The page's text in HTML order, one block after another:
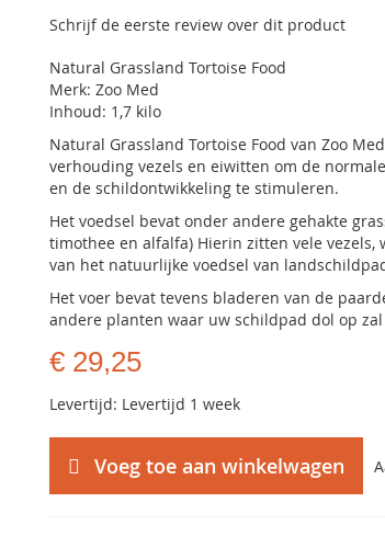
Schrijf de eerste review over dit product
Natural Grassland Tortoise Food
Merk: Zoo Med
Inhoud: 1,7 kilo
Natural Grassland Tortoise Food van Zoo
verhouding vezels en eiwitten om de
en de schildontwikkeling te stimuleren.
Het voedsel bevat onder andere gehakte
timothee en alfalfa) Hierin zitten vele vezels,
van het natuurlijke voedsel van
Het voer bevat tevens bladeren van de
andere planten waar uw schildpad dol op
€ 29,25
Levertijd: Levertijd 1 week
Voeg toe aan winkelwagen